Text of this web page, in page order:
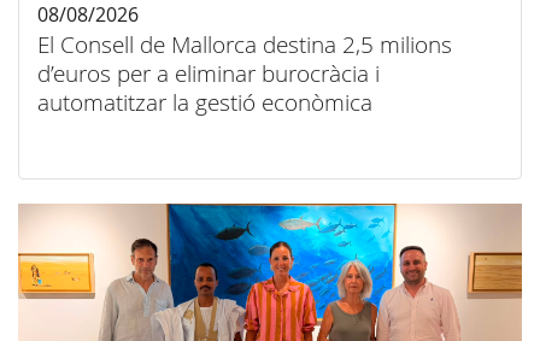
El Consell de Mallorca destina 2,5 milions
d’euros per a eliminar burocràcia i
automatitzar la gestió econòmica
08/08/2026